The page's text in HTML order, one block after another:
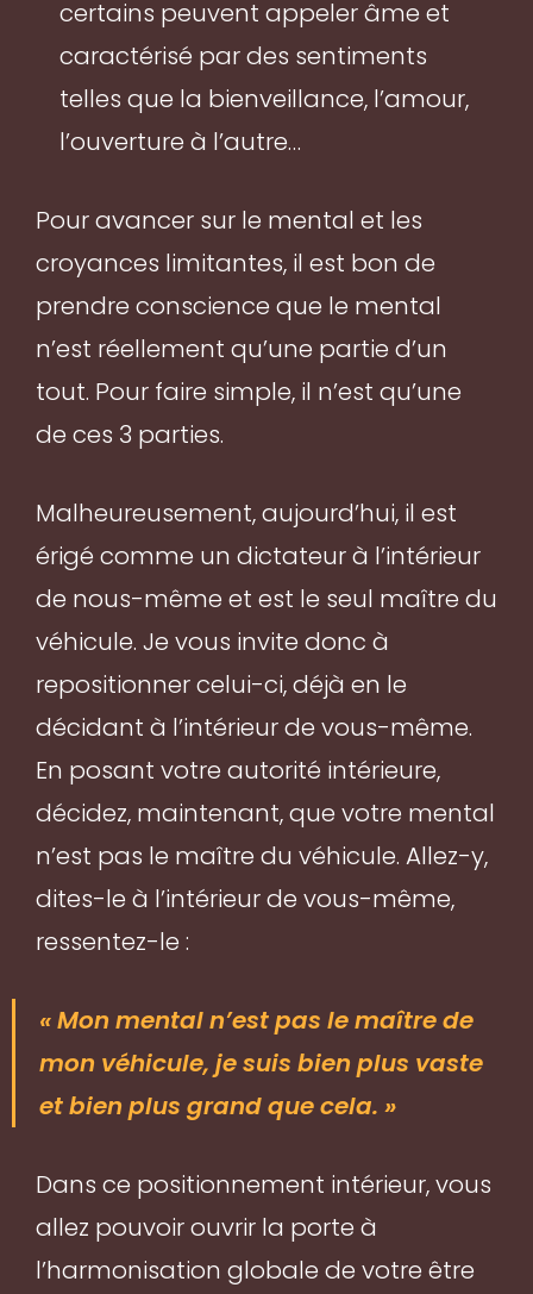
certains peuvent appeler âme et
caractérisé par des sentiments
telles que la bienveillance, l’amour,
l’ouverture à l’autre…
Pour avancer sur le mental et les
croyances limitantes, il est bon de
prendre conscience que le mental
n’est réellement qu’une partie d’un
tout. Pour faire simple, il n’est qu’une
de ces 3 parties.
Malheureusement, aujourd’hui, il est
érigé comme un dictateur à l’intérieur
de nous-même et est le seul maître du
véhicule. Je vous invite donc à
repositionner celui-ci, déjà en le
décidant à l’intérieur de vous-même.
En posant votre autorité intérieure,
décidez, maintenant, que votre mental
n’est pas le maître du véhicule. Allez-y,
dites-le à l’intérieur de vous-même,
ressentez-le :
« Mon mental n’est pas le maître de
mon véhicule, je suis bien plus vaste
et bien plus grand que cela. »
Dans ce positionnement intérieur, vous
allez pouvoir ouvrir la porte à
l’harmonisation globale de votre être